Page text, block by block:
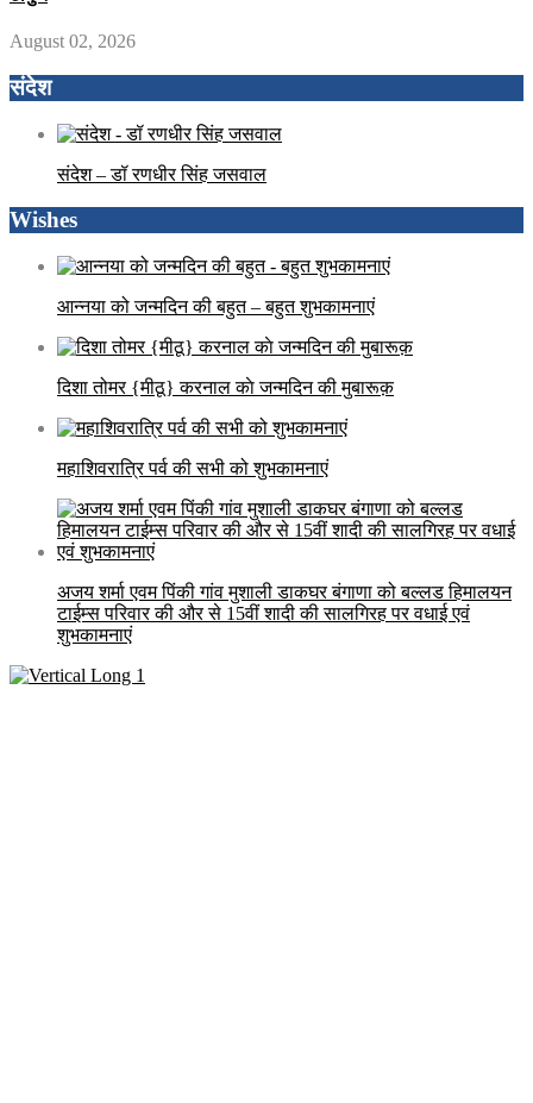
August 02, 2026
संदेश
संदेश – डॉ रणधीर सिंह जसवाल
Wishes
आन्नया को जन्मदिन की बहुत – बहुत शुभकामनाएं
दिशा तोमर {मीठू} करनाल काे जन्मदिन की मुबारूक़
महाशिवरात्रि पर्व की सभी को शुभकामनाएं
अजय शर्मा एवम पिंकी गांव मुशाली डाकघर बंगाणा को बल्लड हिमालयन
टाईम्स परिवार की और से 15वीं शादी की सालगिरह पर वधाई एवं
शुभकामनाएं